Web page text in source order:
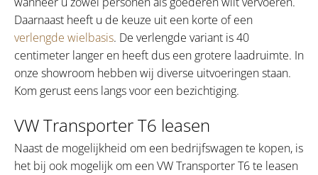
Daarnaast heeft u de keuze uit een korte of een
verlengde wielbasis. De verlengde variant is 40
centimeter langer en heeft dus een grotere laadruimte. In
onze showroom hebben wij diverse uitvoeringen staan.
Kom gerust eens langs voor een bezichtiging.
VW Transporter T6 leasen
Naast de mogelijkheid om een bedrijfswagen te kopen, is
het bij ook mogelijk om een VW Transporter T6 te leasen